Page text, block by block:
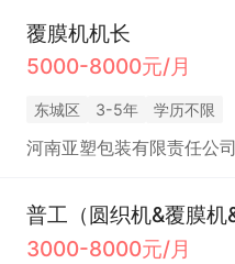
覆膜机机长
5000-8000元/月
东城区 3-5年 学历不限
河南亚塑包装有限责任公司
3000-8000元/月